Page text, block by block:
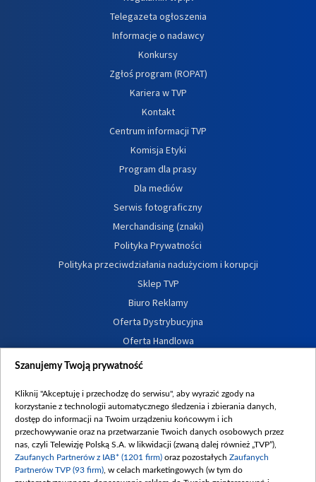
Telegazeta ogłoszenia
Informacje o nadawcy
Konkursy
Zgłoś program (ROPAT)
Kariera w TVP
Kontakt
Centrum informacji TVP
Komisja Etyki
Program dla prasy
Dla mediów
Serwis fotograficzny
Merchandising (znaki)
Polityka Prywatności
Polityka przeciwdziałania nadużyciom i korupcji
Sklep TVP
Biuro Reklamy
Oferta Dystrybucyjna
Oferta Handlowa
Dostępność
Procedura zgłoszeń wewnętrznych
Szanujemy Twoją prywatność
Kliknij "Akceptuję i przechodzę do serwisu", aby wyrazić zgody na
korzystanie z technologii automatycznego śledzenia i zbierania danych,
dostęp do informacji na Twoim urządzeniu końcowym i ich
przechowywanie oraz na przetwarzanie Twoich danych osobowych przez
nas, czyli Telewizję Polską S.A. w likwidacji (zwaną dalej również „TVP”),
Zaufanych Partnerów z IAB* (1201 firm) oraz pozostałych Zaufanych
Partnerów TVP (93 firm) , w celach marketingowych (w tym do